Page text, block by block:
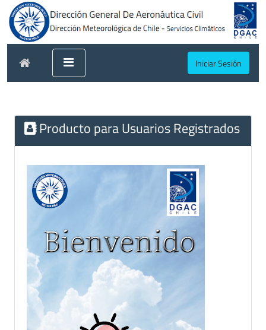
Iniciar Sesión
Producto para Usuarios Registrados